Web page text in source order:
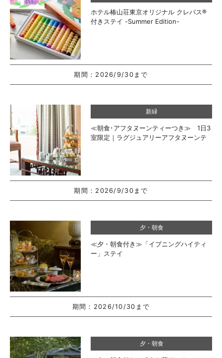
ホテル椿山荘東京オリジナル クレパス®
付きステイ -Summer Edition-
期間： 2026/9/30まで
新緑
≪朝食･アフタヌーンティーつき≫ 1日3
室限定｜ラグジュアリーアフタヌーンテ
期間： 2026/9/30まで
夕・朝食
≪夕・朝食付き≫「イブニングハイティ
ー」ステイ
期間： 2026/10/30まで
夕・朝食